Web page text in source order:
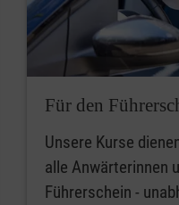
Für den
Unsere Kurse
alle Anwärterinnen
Führerschein -